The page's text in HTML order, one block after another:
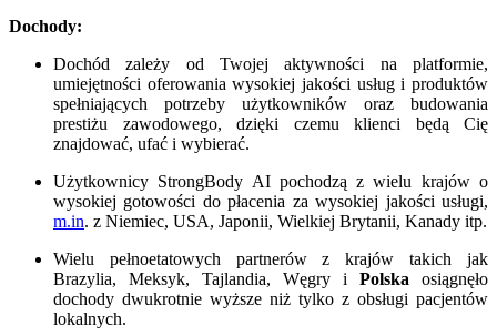
Dochody:
Dochód zależy od Twojej aktywności na platformie,
umiejętności oferowania wysokiej jakości usług i produktów
spełniających potrzeby użytkowników oraz budowania
prestiżu zawodowego, dzięki czemu klienci będą Cię
znajdować, ufać i wybierać.
Użytkownicy StrongBody AI pochodzą z wielu krajów o
wysokiej gotowości do płacenia za wysokiej jakości usługi,
m.in. z Niemiec, USA, Japonii, Wielkiej Brytanii, Kanady itp.
Wielu pełnoetatowych partnerów z krajów takich jak
Brazylia, Meksyk, Tajlandia, Węgry i Polska osiągnęło
dochody dwukrotnie wyższe niż tylko z obsługi pacjentów
lokalnych.